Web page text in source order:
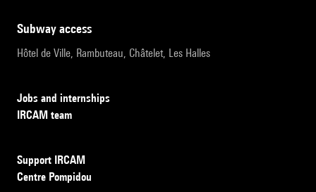
subway access
Hôtel de Ville, Rambuteau, Châtelet, Les Halles
Jobs and internships
IRCAM team
Support IRCAM
Centre Pompidou